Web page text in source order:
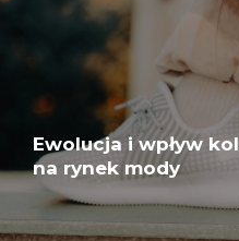
Ewolucja i wpływ
na rynek mody